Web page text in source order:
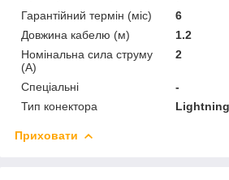
Гарантійний термін (міс)
6
Довжина кабелю (м)
1.2
Номінальна сила струму
(А)
2
Спеціальні
-
Тип конектора
Lightning
Приховати